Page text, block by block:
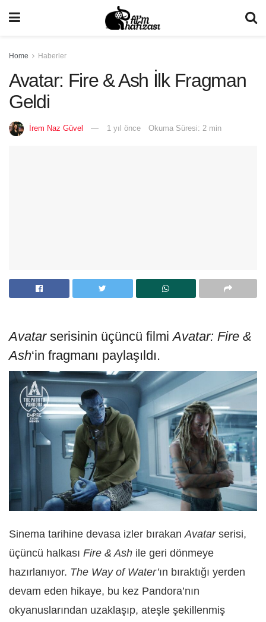
Home Haberler
Avatar: Fire & Ash İlk Fragman
Geldi
İrem Naz Güvel 1 yıl önce Okuma Süresi: 2 min
Avatarserisinin üçüncü filmiAvatar: Fire &
Ash‘in fragmanı paylaşıldı.
Sinema tarihine devasa izler bırakan Avatarserisi,
üçüncü halkası Fire & Ash ile geri dönmeye
hazırlanıyor. The Way of Water’ın bıraktığı yerden
devam eden hikaye, bu kez Pandora’nın
okyanuslarından uzaklaşıp, ateşle şekillenmiş